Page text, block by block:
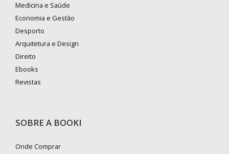
Medicina e Saúde
Economia e Gestão
Desporto
Arquitetura e Design
Direito
Ebooks
Revistas
SOBRE A BOOKI
Onde Comprar